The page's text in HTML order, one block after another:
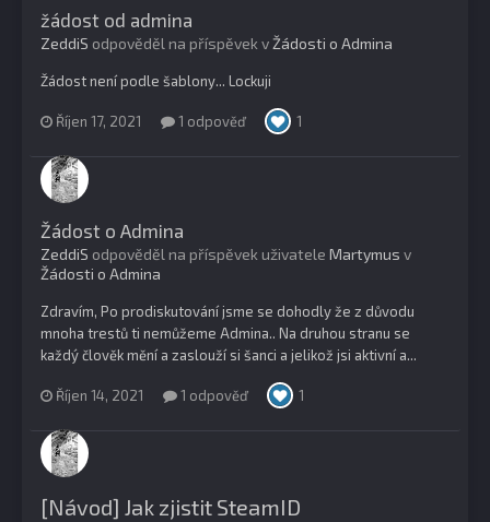
žádost od admina
ZeddiS odpověděl na příspěvek vŽádosti o Admina
Žádost není podle šablony... Lockuji
Říjen 17, 2021 1 odpověď 1
Žádost o Admina
ZeddiS odpověděl na příspěvek uživatele Martymus v
Žádosti o Admina
Zdravím, Po prodiskutování jsme se dohodly že z důvodu
mnoha trestů ti nemůžeme Admina.. Na druhou stranu se
každý člověk mění a zaslouží si šanci a jelikož jsi aktivní a...
Říjen 14, 2021 1 odpověď 1
[Návod] Jak zjistit SteamID